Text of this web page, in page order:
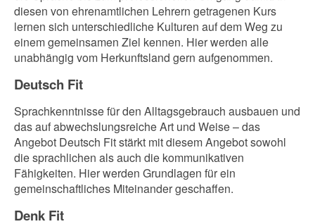
diesen von ehrenamtlichen Lehrern getragenen Kurs
lernen sich unterschiedliche Kulturen auf dem Weg zu
einem gemeinsamen Ziel kennen. Hier werden alle
unabhängig vom Herkunftsland gern aufgenommen.
Deutsch Fit
Sprachkenntnisse für den Alltagsgebrauch ausbauen und
das auf abwechslungsreiche Art und Weise – das
Angebot Deutsch Fit stärkt mit diesem Angebot sowohl
die sprachlichen als auch die kommunikativen
Fähigkeiten. Hier werden Grundlagen für ein
gemeinschaftliches Miteinander geschaffen.
Denk Fit